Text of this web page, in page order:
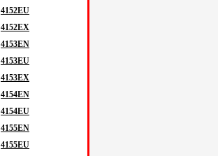
4152EU
4152EX
4153EN
4153EU
4153EX
4154EN
4154EU
4155EN
4155EU